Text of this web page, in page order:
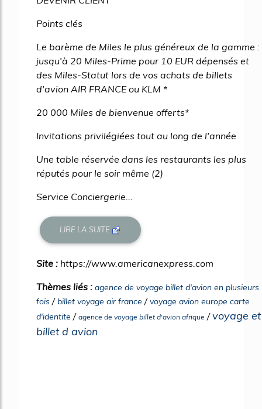
Points clés
Le barème de Miles le plus généreux de la gamme :
jusqu'à 20 Miles-Prime pour 10 EUR dépensés et
des Miles-Statut lors de vos achats de billets
d'avion AIR FRANCE ou KLM *
20 000 Miles de bienvenue offerts*
Invitations privilégiées tout au long de l'année
Une table réservée dans les restaurants les plus
réputés pour le soir même (2)
Service Conciergerie...
LIRE LA SUITE
Site : https://www.americanexpress.com
Thèmes liés : agence de voyage billet d'avion en plusieurs
fois /billet voyage air france /voyage avion europe carte
d'identite / agence de voyage billet d'avion afrique /voyage et
billet d avion